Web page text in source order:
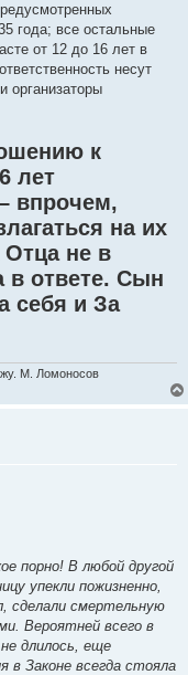
года; все остальные
от 12 до 16 лет в
несут
организаторы
к
лет
впрочем,
на их
Отца не в
в ответе. Сын
себя и За
М. Ломоносов
порно! В любой другой
упекли пожизненно,
сделали смертельную
Вероятней всего в
длилось, еще
в Законе всегда стояла